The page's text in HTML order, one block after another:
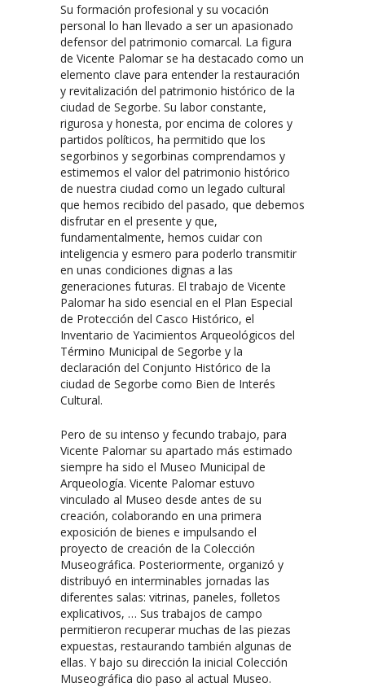
Su formación profesional y su vocación
personal lo han llevado a ser un apasionado
defensor del patrimonio comarcal. La figura
de Vicente Palomar se ha destacado como un
elemento clave para entender la restauración
y revitalización del patrimonio histórico de la
ciudad de Segorbe. Su labor constante,
rigurosa y honesta, por encima de colores y
partidos políticos, ha permitido que los
segorbinos y segorbinas comprendamos y
estimemos el valor del patrimonio histórico
de nuestra ciudad como un legado cultural
que hemos recibido del pasado, que debemos
disfrutar en el presente y que,
fundamentalmente, hemos cuidar con
inteligencia y esmero para poderlo transmitir
en unas condiciones dignas a las
generaciones futuras. El trabajo de Vicente
Palomar ha sido esencial en el Plan Especial
de Protección del Casco Histórico, el
Inventario de Yacimientos Arqueológicos del
Término Municipal de Segorbe y la
declaración del Conjunto Histórico de la
ciudad de Segorbe como Bien de Interés
Cultural.
Pero de su intenso y fecundo trabajo, para
Vicente Palomar su apartado más estimado
siempre ha sido el Museo Municipal de
Arqueología. Vicente Palomar estuvo
vinculado al Museo desde antes de su
creación, colaborando en una primera
exposición de bienes e impulsando el
proyecto de creación de la Colección
Museográfica. Posteriormente, organizó y
distribuyó en interminables jornadas las
diferentes salas: vitrinas, paneles, folletos
explicativos, … Sus trabajos de campo
permitieron recuperar muchas de las piezas
expuestas, restaurando también algunas de
ellas. Y bajo su dirección la inicial Colección
Museográfica dio paso al actual Museo.